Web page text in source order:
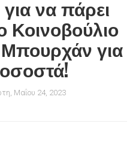
να πάρει
Κοινοβούλιο
για
Μαΐου 24, 2023